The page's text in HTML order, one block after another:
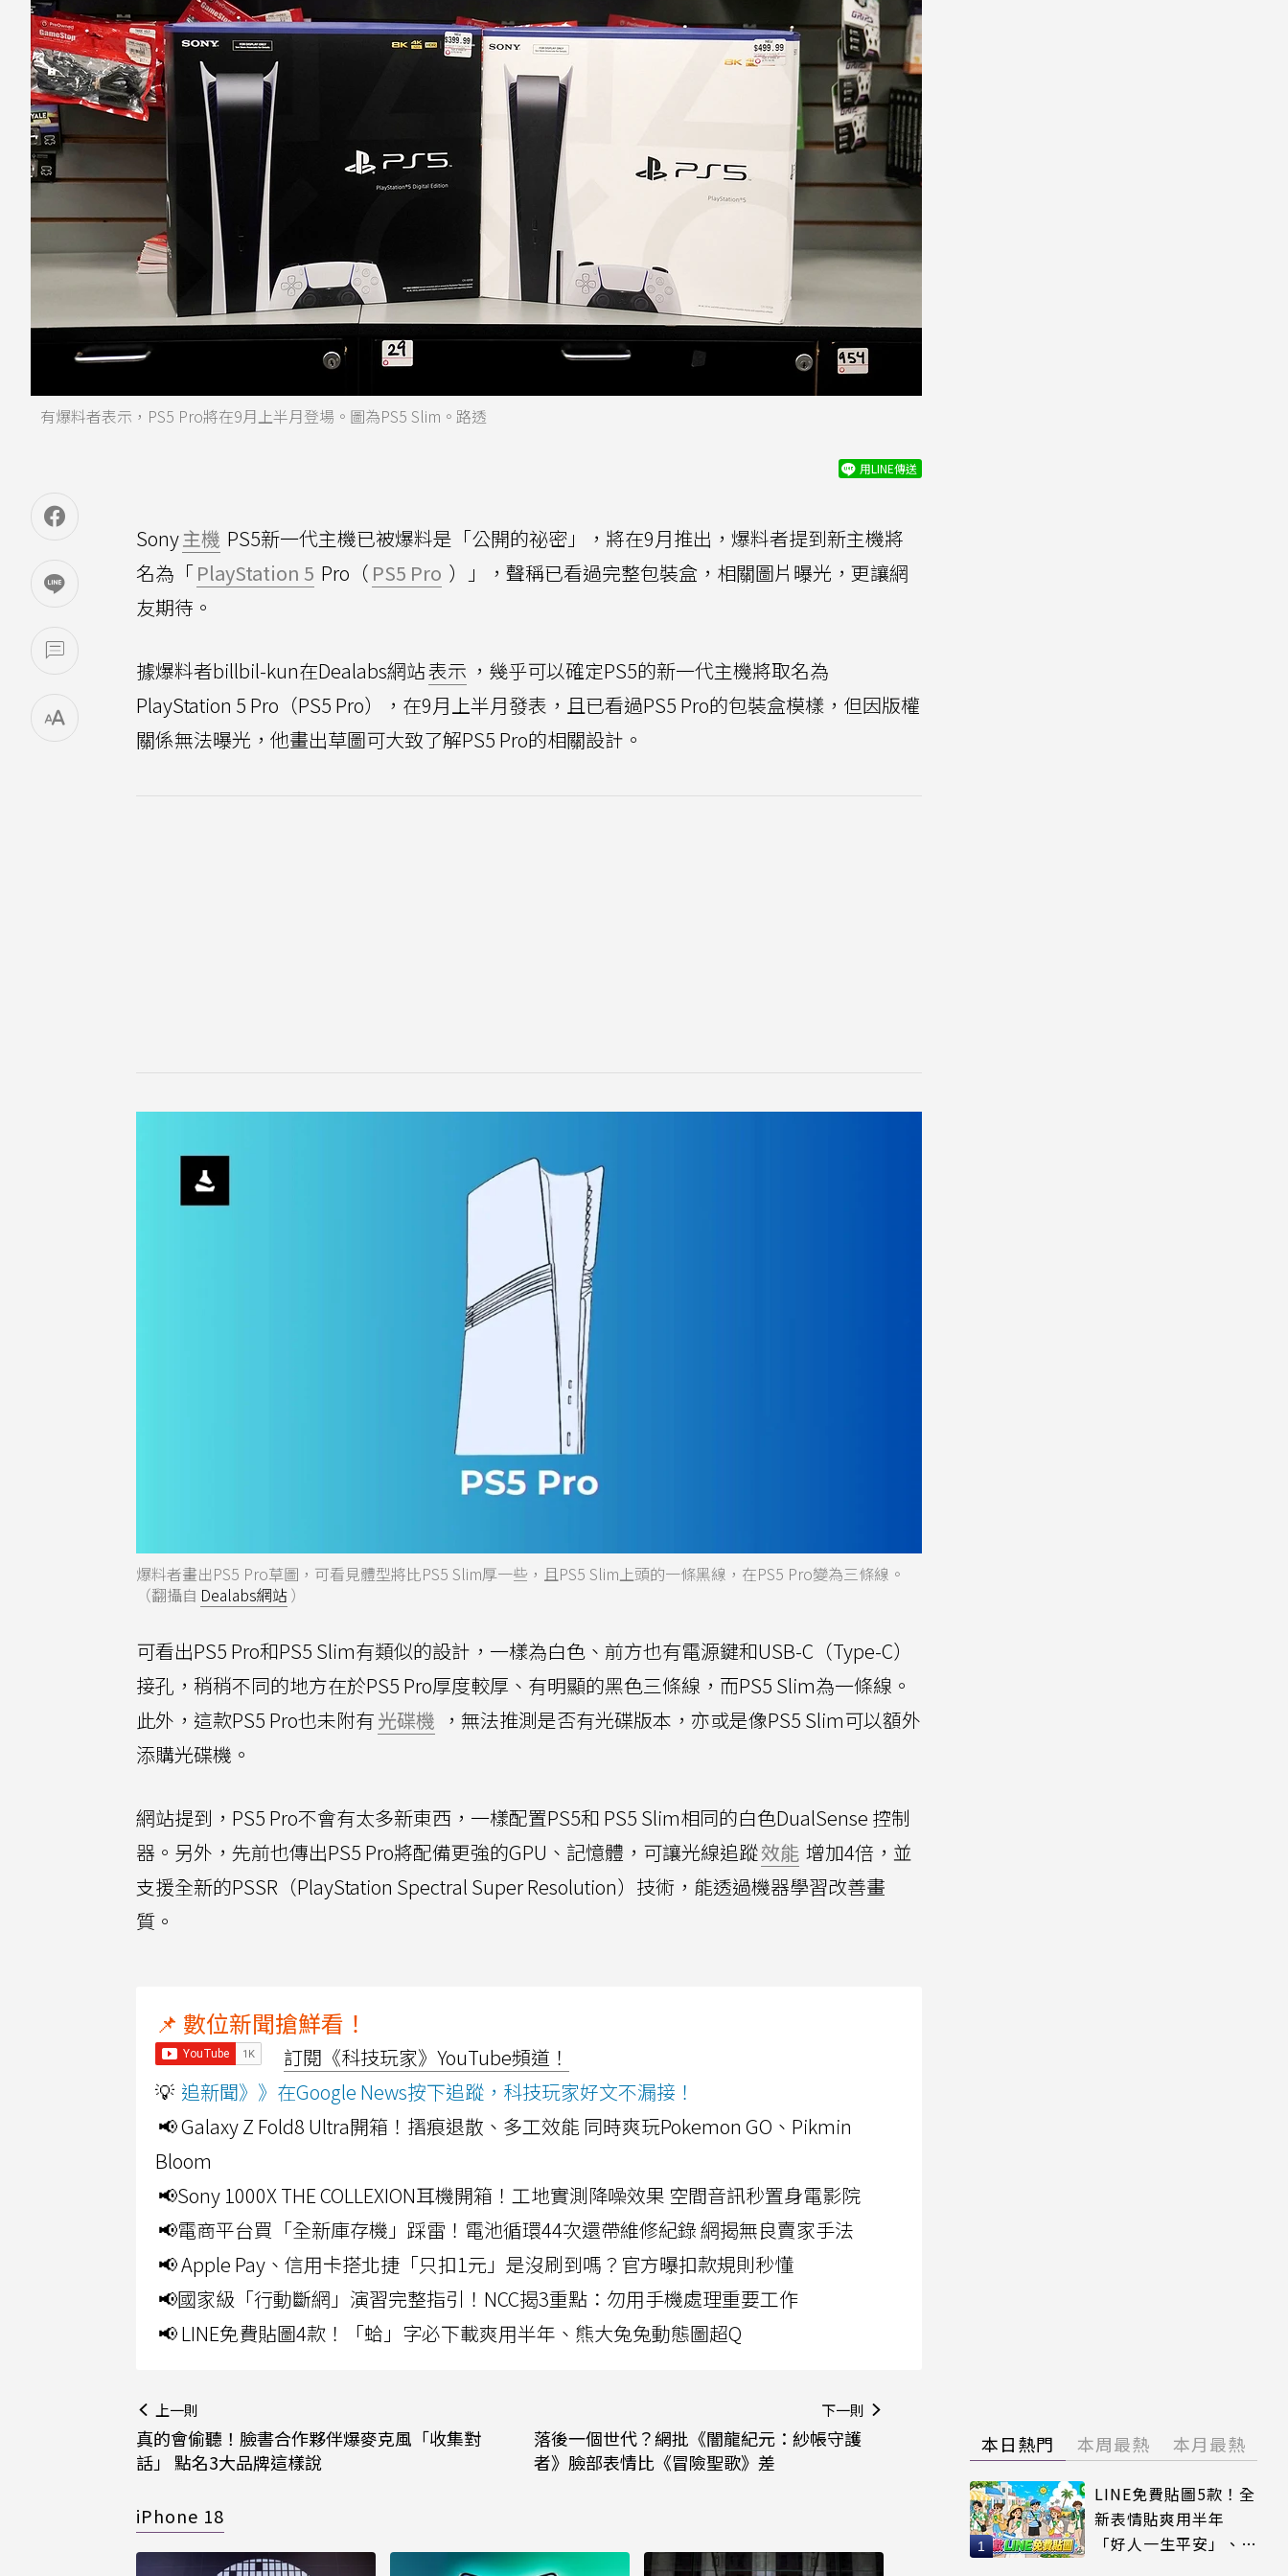
有爆料者表示，PS5 Pro將在9月上半月登場。圖為PS5 Slim。路透
用LINE傳送
Sony主機 PS5新一代主機已被爆料是「公開的祕密」，將在9月推出，爆料者提到新主機將
名為「PlayStation 5 Pro（ PS5 Pro ）」，聲稱已看過完整包裝盒，相關圖片曝光，更讓網
友期待。
據爆料者billbil-kun在Dealabs網站表示 ，幾乎可以確定PS5的新一代主機將取名為
PlayStation 5 Pro（PS5 Pro），在9月上半月發表，且已看過PS5 Pro的包裝盒模樣，但因版權
關係無法曝光，他畫出草圖可大致了解PS5 Pro的相關設計。
爆料者畫出PS5 Pro草圖，可看見體型將比PS5 Slim厚一些，且PS5 Slim上頭的一條黑線，在PS5 Pro變為三條線。
（翻攝自 Dealabs網站）
可看出PS5 Pro和PS5 Slim有類似的設計，一樣為白色、前方也有電源鍵和USB-C（Type-C）
接孔，稍稍不同的地方在於PS5 Pro厚度較厚、有明顯的黑色三條線，而PS5 Slim為一條線。
此外，這款PS5 Pro也未附有光碟機 ，無法推測是否有光碟版本，亦或是像PS5 Slim可以額外
添購光碟機。
網站提到，PS5 Pro不會有太多新東西，一樣配置PS5和 PS5 Slim相同的白色DualSense 控制
器。另外，先前也傳出PS5 Pro將配備更強的GPU、記憶體，可讓光線追蹤效能 增加4倍，並
支援全新的PSSR（PlayStation Spectral Super Resolution）技術，能透過機器學習改善畫
質。
📌 數位新聞搶鮮看！
訂閱《科技玩家》YouTube頻道！
💡 追新聞》》在Google News按下追蹤，科技玩家好文不漏接！
📢 Galaxy Z Fold8 Ultra開箱！摺痕退散、多工效能 同時爽玩Pokemon GO、Pikmin
Bloom
📢Sony 1000X THE COLLEXION耳機開箱！工地實測降噪效果 空間音訊秒置身電影院
📢電商平台買「全新庫存機」踩雷！電池循環44次還帶維修紀錄 網揭無良賣家手法
📢 Apple Pay、信用卡搭北捷「只扣1元」是沒刷到嗎？官方曝扣款規則秒懂
📢國家級「行動斷網」演習完整指引！NCC揭3重點：勿用手機處理重要工作
📢 LINE免費貼圖4款！「蛤」字必下載爽用半年、熊大兔兔動態圖超Q
上一則
真的會偷聽！臉書合作夥伴爆麥克風「收集對
話」 點名3大品牌這樣說
下一則
落後一個世代？網批《闇龍紀元：紗帳守護
者》臉部表情比《冒險聖歌》差
iPhone 18
本日熱門 本周最熱 本月最熱
LINE免費貼圖5款！全
新表情貼爽用半年
「好人一生平安」、